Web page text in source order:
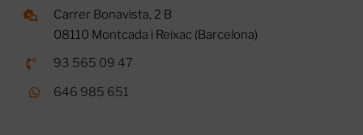
Carrer Bonavista, 2 B
08110 Montcada i Reixac (Barcelona)
93 565 09 47
646 985 651